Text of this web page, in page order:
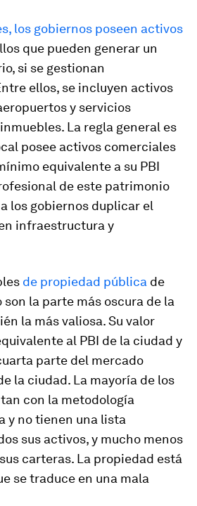
los gobiernos poseen activos
que pueden generar un
si se gestionan
ellos, se incluyen activos
y servicios
La regla general es
posee activos comerciales
equivalente a su PBI
de este patrimonio
los gobiernos duplicar el
infraestructura y
de propiedad pública de
son la parte más oscura de la
la más valiosa. Su valor
al PBI de la ciudad y
parte del mercado
la ciudad. La mayoría de los
con la metodología
y no tienen una lista
sus activos, y mucho menos
carteras. La propiedad está
se traduce en una mala